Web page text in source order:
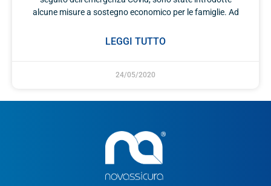
alcune misure a sostegno economico per le famiglie. Ad
LEGGI TUTTO
24/05/2020